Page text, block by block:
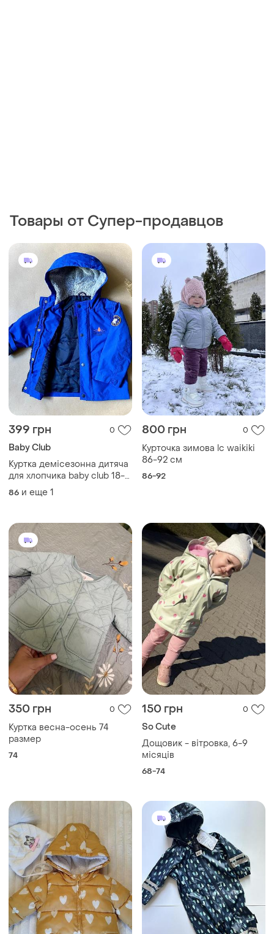
Товары от Супер-продавцов
399 грн 0
Baby Club
Куртка демісезонна дитяча
для хлопчика baby club 18-
24 місяці 86–92 см | синя з
капюшоном
86 и еще 1
800 грн 0
Курточка зимова lc waikiki
86-92 см
86-92
350 грн 0
Куртка весна-осень 74
размер
74
150 грн 0
So Cute
Дощовик - вітровка, 6-9
місяців
68-74